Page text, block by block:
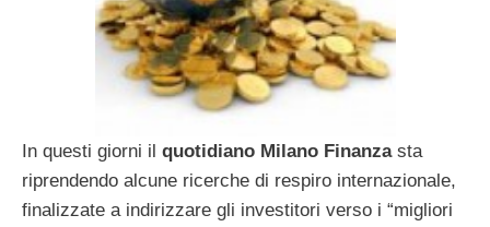
In questi giorni il quotidiano Milano Finanzasta
riprendendo alcune ricerche di respiro internazionale,
finalizzate a indirizzare gli investitori verso i “migliori